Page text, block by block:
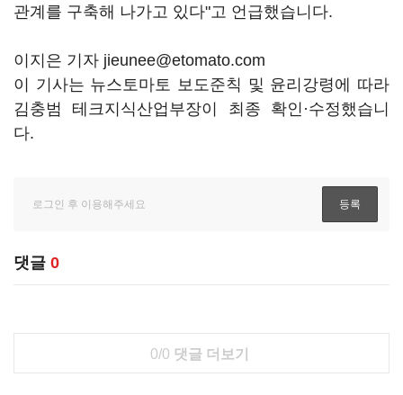
관계를 구축해 나가고 있다"고 언급했습니다.
이지은 기자 jieunee@etomato.com
이 기사는 뉴스토마토 보도준칙 및 윤리강령에 따라
김충범 테크지식산업부장이 최종 확인·수정했습니
다.
댓글 0
0/0 댓글 더보기